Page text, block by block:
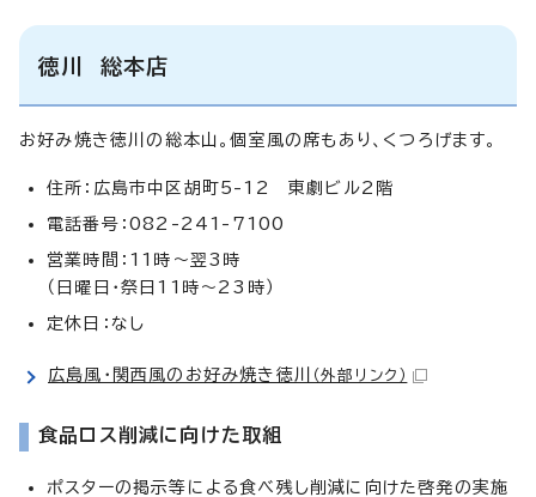
徳川 総本店
お好み焼き徳川の総本山。個室風の席もあり、くつろげます。
住所：広島市中区胡町5-12 東劇ビル2階
電話番号：082-241-7100
営業時間：11時～翌3時
（日曜日・祭日11時～23時）
定休日：なし
広島風・関西風のお好み焼き徳川 （外部リンク）
食品ロス削減に向けた取組
ポスターの掲示等による食べ残し削減に向けた啓発の実施